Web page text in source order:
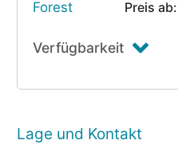
Forest
Preis ab:
Verfügbarkeit
Lage und Kontakt